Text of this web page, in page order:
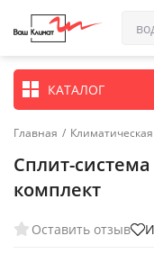
КАТАЛОГ
Главная /
Сплит-система
комплект
Оставить отзыв